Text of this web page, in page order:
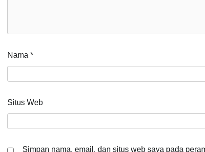
Nama *
Situs Web
Simpan nama, email, dan situs web saya pada